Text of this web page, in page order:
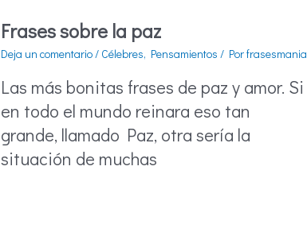
Frases sobre la paz
Deja un comentario / Célebres, Pensamientos / Porfrasesmania
Las más bonitas frases de paz y amor. Si
en todo el mundo reinara eso tan
grande, llamado Paz, otra sería la
situación de muchas